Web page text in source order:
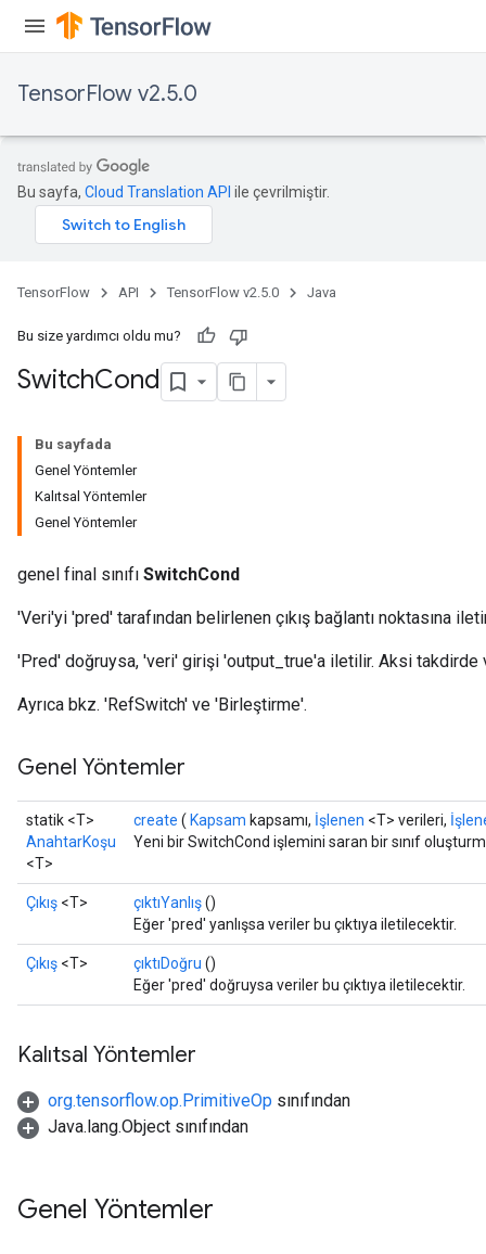
TensorFlow v2.5.0
Bu sayfa, Cloud Translation API ile çevrilmiştir.
TensorFlow API TensorFlow v2.5.0 Java
Bu size yardımcı oldu mu?
SwitchCond
Bu sayfada
Genel Yöntemler
Kalıtsal Yöntemler
Genel Yöntemler
genel final sınıfı SwitchCond
'Veri'yi 'pred' tarafından belirlenen çıkış bağlantı noktasına
'Pred' doğruysa, 'veri' girişi 'output_true'a iletilir. Aksi takdirde
Ayrıca bkz. 'RefSwitch' ve 'Birleştirme'.
Genel Yöntemler
statik <T>
AnahtarKoşu
<T>
create ( Kapsam kapsamı, İşlenen <T> verileri,
Yeni bir SwitchCond işlemini saran bir sınıf
Çıkış <T> çıktıYanlış()
Eğer 'pred' yanlışsa veriler bu çıktıya iletilecektir.
Çıkış <T> çıktıDoğru ()
Eğer 'pred' doğruysa veriler bu çıktıya iletilecektir.
Kalıtsal Yöntemler
org.tensorflow.op.PrimitiveOp sınıfından
Java.lang.Object sınıfından
Genel Yöntemler